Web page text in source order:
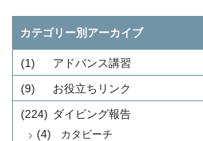
カテゴリー別アーカイブ
アドバンス講習
(1)
お役立ちリンク
(9)
ダイビング報告
(224)
カタビーチ
(4)